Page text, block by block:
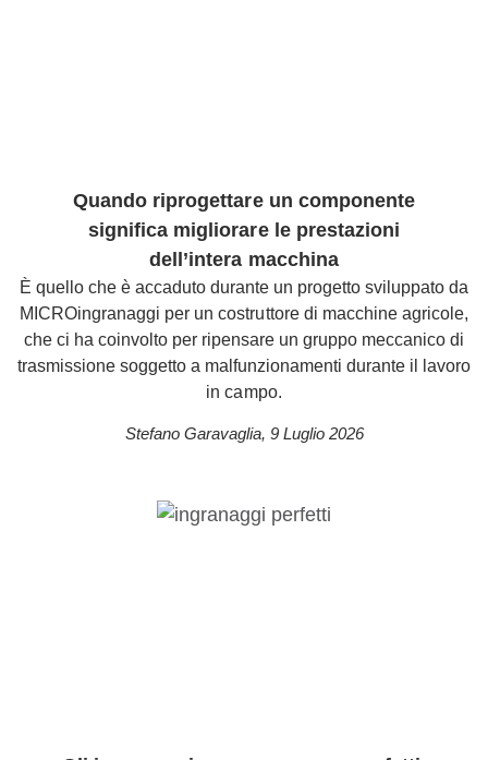
Quando riprogettare un componente
significa migliorare le prestazioni
dell’intera macchina
È quello che è accaduto durante un progetto sviluppato da
MICROingranaggi per un costruttore di macchine agricole,
che ci ha coinvolto per ripensare un gruppo meccanico di
trasmissione soggetto a malfunzionamenti durante il lavoro
in campo.
Stefano Garavaglia, 9 Luglio 2026